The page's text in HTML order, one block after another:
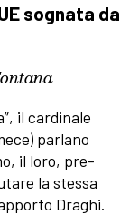
sognata da
il cardinale
parlano
il loro, pre-
la stessa
Draghi.